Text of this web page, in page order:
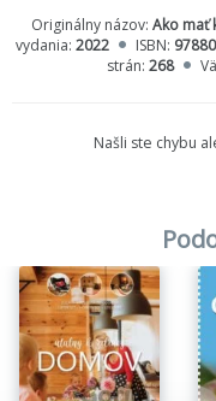
hospodárskych zvierat.
vybudovať
zeleniny, krásny,
knihy môžete
Originálny názov: Ako mať
vydania: 2022 ISBN:
strán: 268
Našli ste chybu